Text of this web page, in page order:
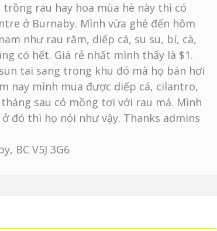
trồng rau hay hoa mùa hè này thì có
ở Burnaby. Mình vừa ghé đến hôm
như rau răm, diếp cá, su su, bí, cà,
có hết. Giá rẻ nhất mình thấy là $1.
tai sang trong khu đó mà họ bán hơi
nay mình mua được diếp cá, cilantro,
sau có mồng tơi với rau má. Mình
đó thì họ nói như vậy. Thanks admins
BC V5J 3G6